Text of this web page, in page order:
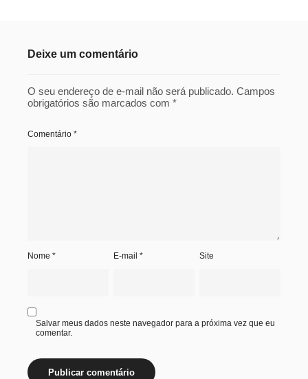
Deixe um comentário
O seu endereço de e-mail não será publicado. Campos
obrigatórios são marcados com *
Comentário *
Nome * E-mail* Site
Salvar meus dados neste navegador para a próxima vez que eu
comentar.